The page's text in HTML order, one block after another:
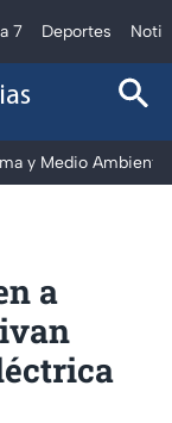
7 Deportes
y Medio Ambiente
a